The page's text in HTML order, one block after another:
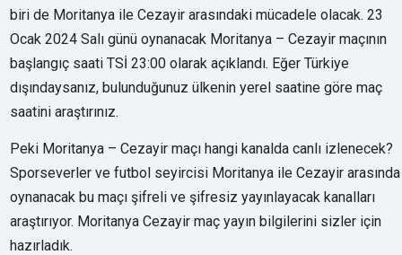
biri de Moritanya ile Cezayir arasındaki mücadele olacak. 23
Ocak 2024 Salı günü oynanacak Moritanya – Cezayir maçının
başlangıç saati TSİ 23:00 olarak açıklandı. Eğer Türkiye
dışındaysanız, bulunduğunuz ülkenin yerel saatine göre maç
saatini araştırınız.
Peki Moritanya – Cezayir maçı hangi kanalda canlı izlenecek?
Sporseverler ve futbol seyircisi Moritanya ile Cezayir arasında
oynanacak bu maçı şifreli ve şifresiz yayınlayacak kanalları
araştırıyor. Moritanya Cezayir maç yayın bilgilerini sizler için
hazırladık.